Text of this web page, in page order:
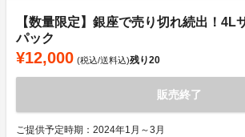
【数量限定】銀座で売り切れ続出！4L
パック
¥12,000 (税込/送料込)残り20
販売終了
ご提供予定時期：2024年1月～3月